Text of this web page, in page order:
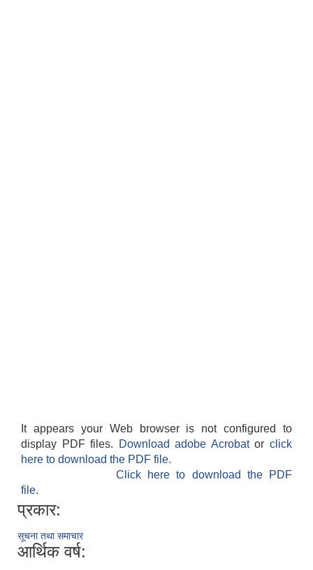
It appears your Web browser is not configured to
display PDF files.
Download adobe Acrobatorclick
here to download the PDF file.
Click here to download the PDF
file.
प्रकार:
सूचना तथा समाचार
आर्थिक वर्ष: